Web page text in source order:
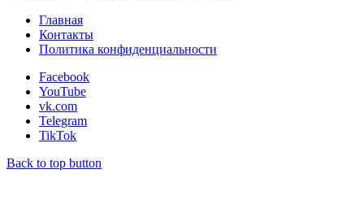
Главная
Контакты
Политика конфиденциальности
Facebook
YouTube
vk.com
Telegram
TikTok
Back to top button